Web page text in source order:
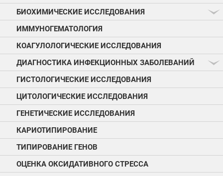
БИОХИМИЧЕСКИЕ ИССЛЕДОВАНИЯ
ИММУНОГЕМАТОЛОГИЯ
КОАГУЛОЛОГИЧЕСКИЕ ИССЛЕДОВАНИЯ
ДИАГНОСТИКА ИНФЕКЦИОННЫХ ЗАБОЛЕВАНИЙ
ГИСТОЛОГИЧЕСКИЕ ИССЛЕДОВАНИЯ
ЦИТОЛОГИЧЕСКИЕ ИССЛЕДОВАНИЯ
ГЕНЕТИЧЕСКИЕ ИССЛЕДОВАНИЯ
КАРИОТИПИРОВАНИЕ
ТИПИРОВАНИЕ ГЕНОВ
ОЦЕНКА ОКСИДАТИВНОГО СТРЕССА